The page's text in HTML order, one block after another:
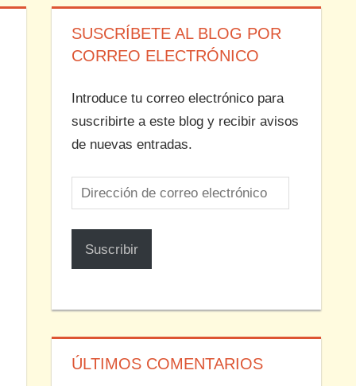
SUSCRÍBETE AL BLOG POR
CORREO ELECTRÓNICO
Introduce tu correo electrónico para
suscribirte a este blog y recibir avisos
de nuevas entradas.
Dirección
de
correo
electrónico
Suscribir
ÚLTIMOS COMENTARIOS